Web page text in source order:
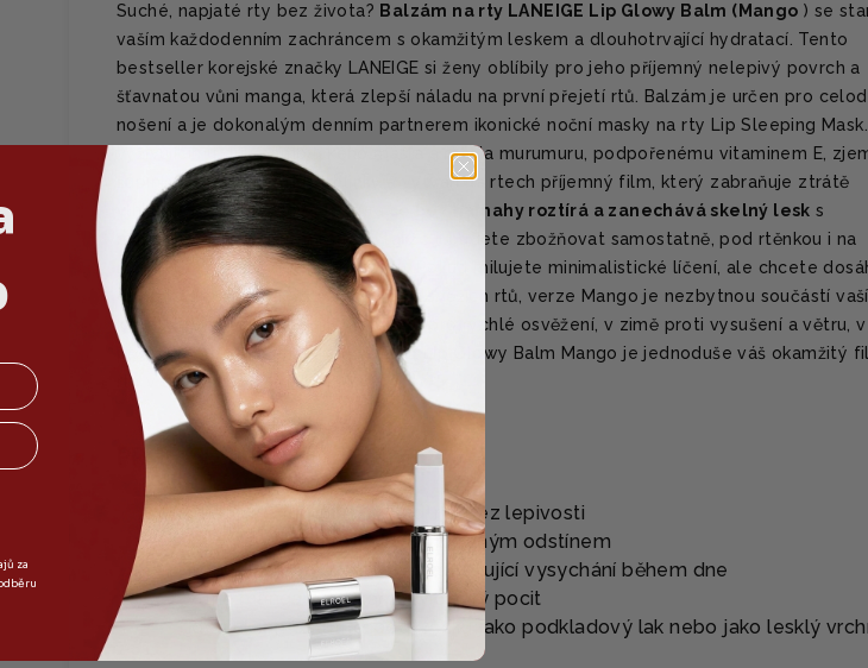
Suché, napjaté rty bez života? Balzám na rty LANEIGE Lip Glowy Balm (Mango ) se
vaším každodenním zachráncem s okamžitým leskem a dlouhotrvající hydratací. Tento
bestseller korejské značky LANEIGE si ženy oblíbily pro jeho příjemný nelepivý povrch a
šťavnatou vůni manga, která zlepší náladu na první přejetí rtů. Balzám je určen pro
nošení a je dokonalým denním partnerem ikonické noční masky na rty Lip Sleeping
vyživujícímu duu bambuckého másla a másla murumuru, podpořenému vitaminem E,
šupinky, vyhlazuje mikrotrhlinky a vytváří na rtech příjemný film, který zabraňuje ztrátě
vlhkosti. Lehká máslová textura
se bez námahy roztírá a zanechává skelný lesk s
mimořádně přirozeným tónem, takže ji budete zbožňovat samostatně, pod rtěnkou i na
rtěnce jako praktickou krycí vrstvu. Pokud milujete minimalistické líčení, ale chcete
efektu zdravě vypadajících plných a svěžích rtů, verze Mango je nezbytnou součástí vaší
kabelky. Skvěle se hodí i během dne pro rychlé osvěžení, v zimě proti vysušení a větru,
pro příliv tropické energie. LANEIGE Lip Glowy Balm Mango je jednoduše váš okamžitý
rty v tubě.
PROČ SE TI BUDE LÍBIT?
✅ Okamžitě zjemní a vyhladí rty bez lepivosti
✅ Skleněný, svůdný lesk s přirozeným odstínem
✅ Pohodlná ochranná fólie zabraňující vysychání během dne
✅ Vůně manga pro okamžitý dobrý pocit
✅ Ideální samostatně, pod rtěnku jako podkladový lak nebo jako lesklý
za